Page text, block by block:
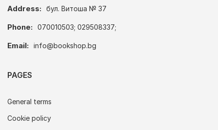
Address: бул. Витоша № 37
Phone: 070010503; 029508337;
Email: info@bookshop.bg
PAGES
General terms
Cookie policy